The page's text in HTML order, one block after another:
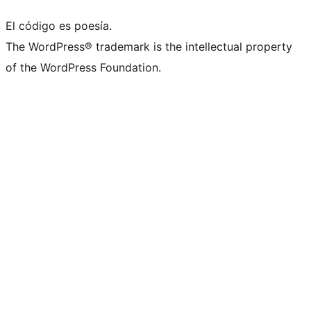
El código es poesía.
The WordPress® trademark is the intellectual property
of the WordPress Foundation.